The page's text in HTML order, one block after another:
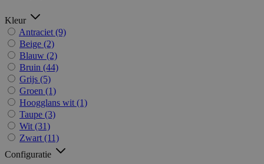
Kleur
Antraciet (9)
Beige (2)
Blauw (2)
Bruin (44)
Grijs (5)
Groen (1)
Hoogglans wit (1)
Taupe (3)
Wit (31)
Zwart (11)
Configuratie